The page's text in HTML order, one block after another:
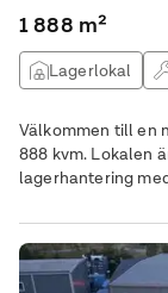
1 888 m²
Lagerlokal
Välkommen till en
888 kvm. Lokalen är utformad för att kombinera effektiv
lagerhantering
vilket ger goda
Fastigheten
personalutrymmen